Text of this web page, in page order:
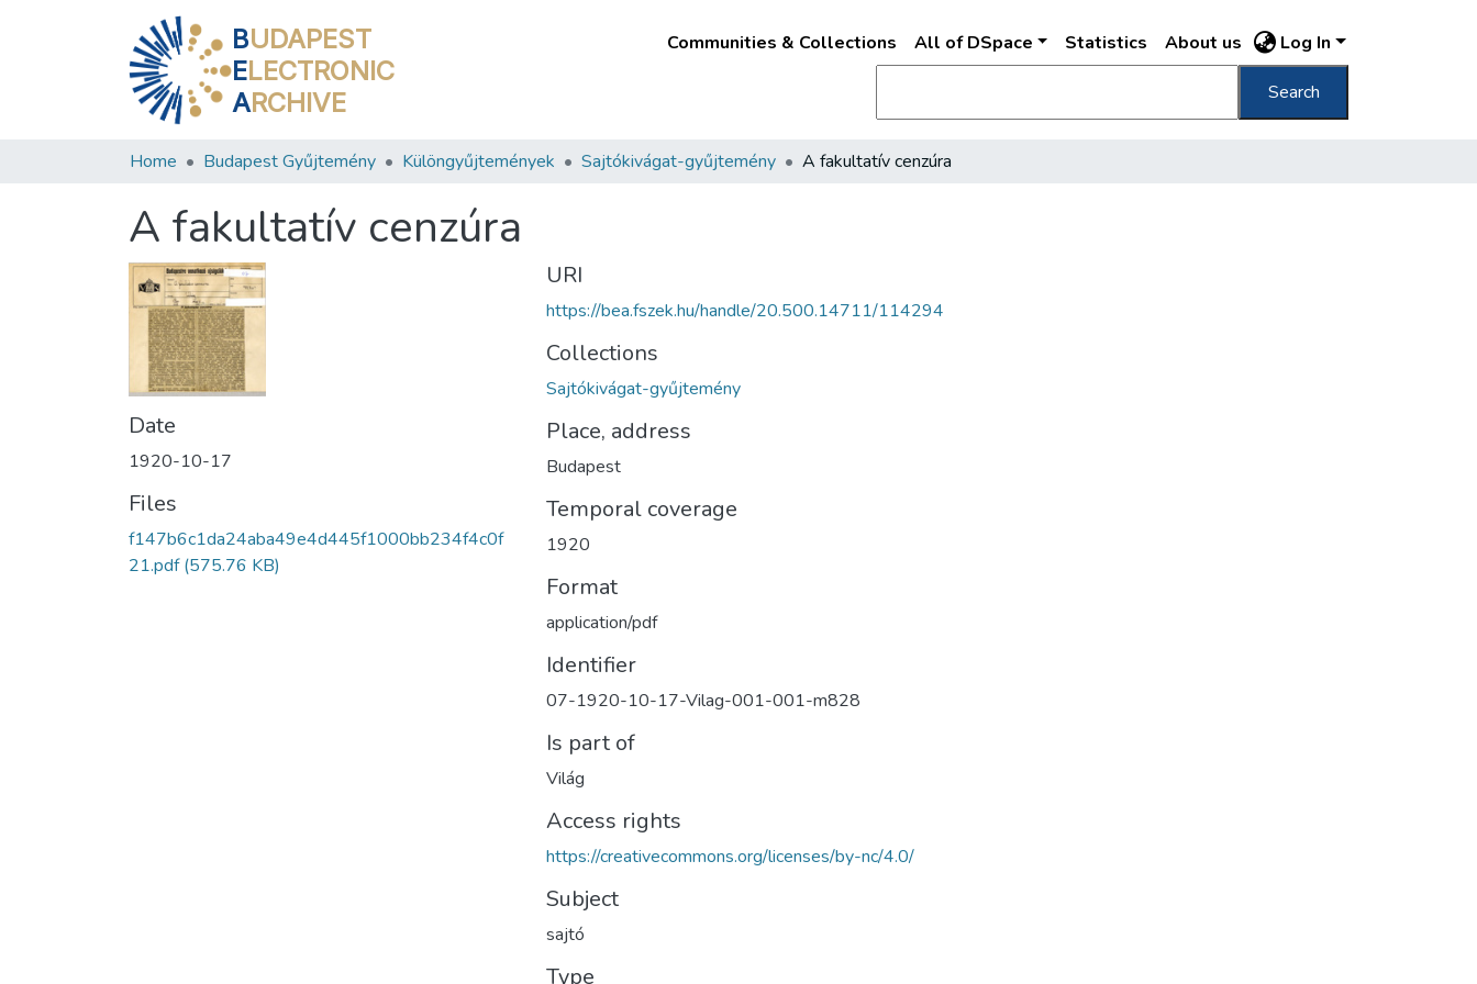
BUDAPEST
ELECTRONIC
ARCHIVE
Communities & Collections All of DSpace Statistics About us Log In
Search
Home Budapest Gyűjtemény Különgyűjtemények Sajtókivágat-gyűjtemény A fakultatív cenzúra
A fakultatív cenzúra
Date
1920-10-17
Files
f147b6c1da24aba49e4d445f1000bb234f4c0f
21.pdf(575.76 KB)
URI
https://bea.fszek.hu/handle/20.500.14711/114294
Collections
Sajtókivágat-gyűjtemény
Place, address
Budapest
Temporal coverage
1920
Format
application/pdf
Identifier
07-1920-10-17-Vilag-001-001-m828
Is part of
Világ
Access rights
https://creativecommons.org/licenses/by-nc/4.0/
Subject
sajtó
Type